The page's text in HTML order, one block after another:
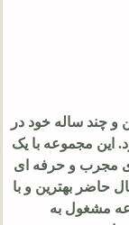
چند ساله خود در
این مجموعه با یک
مجرب و حرفه ای
حاضر بهترین و با
مشغول به